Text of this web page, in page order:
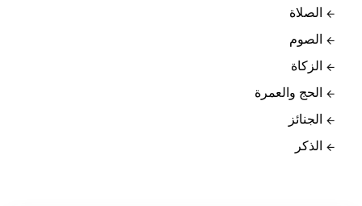
الصلاة
الصوم
الزكاة
الحج والعمرة
الجنائز
الذكر